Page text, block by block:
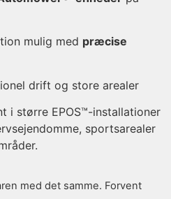
mulig med præcise
drift og store arealer
i større EPOS™-installationer
sportsarealer
med det samme. Forvent